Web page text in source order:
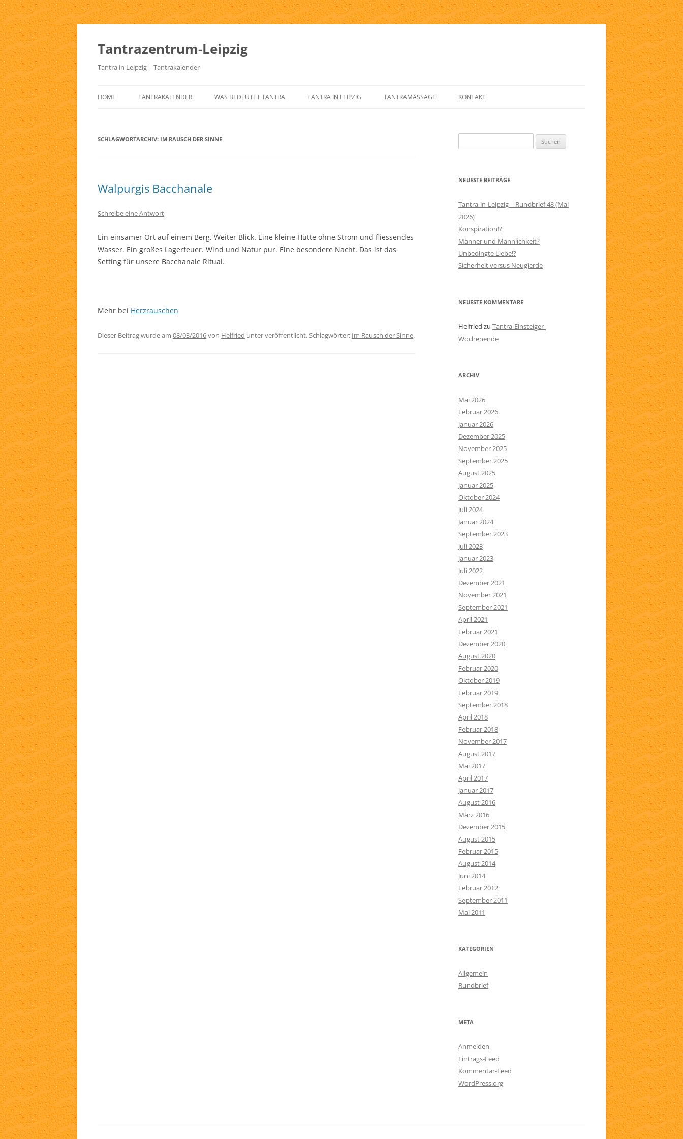
Zum
Tantrazentrum-Leipzig
Tantra in Leipzig | Tantrakalender
HOME TANTRAKALENDER WAS BEDEUTET TANTRA
TANTRA LERNEN
TANTRA IN LEIPZIG TANTRAMASSAGE
TANTRAMASSAGE VON HELFRIED
TANTRISCHE SEXUALTHERAPIE
TANTRAMASSAGE FÜR PAARE
KONTAKT
SERVICE
IMPRESSUM
AGB
SITEMAP
SCHLAGWORTARCHIV: IM RAUSCH DER SINNE
Walpurgis Bacchanale
Schreibe eine Antwort
Ein einsamer Ort auf einem Berg. Weiter Blick. Eine kleine Hütte ohne Strom und fliessendes
Wasser. Ein großes Lagerfeuer. Wind und Natur pur. Eine besondere Nacht. Das ist das
Setting für unsere Bacchanale Ritual.
Mehr bei Herzrauschen
Dieser Beitrag wurde am 08/03/2016von Helfried unter veröffentlicht. Schlagwörter: Im Rausch der Sinne.
nach:
NEUESTE BEITRÄGE
Tantra-in-Leipzig – Rundbrief 48 (Mai
2026)
Konspiration!?
Männer und Männlichkeit?
Unbedingte Liebe!?
Sicherheit versus Neugierde
NEUESTE KOMMENTARE
Helfried zu Tantra-Einsteiger-
Wochenende
ARCHIV
Mai 2026
Februar 2026
Januar 2026
Dezember 2025
November 2025
September 2025
August 2025
Januar 2025
Oktober 2024
Juli 2024
Januar 2024
September 2023
Juli 2023
Januar 2023
Juli 2022
Dezember 2021
November 2021
September 2021
April 2021
Februar 2021
Dezember 2020
August 2020
Februar 2020
Oktober 2019
Februar 2019
September 2018
April 2018
Februar 2018
November 2017
August 2017
Mai 2017
April 2017
Januar 2017
August 2016
März 2016
Dezember 2015
August 2015
Februar 2015
August 2014
Juni 2014
Februar 2012
September 2011
Mai 2011
KATEGORIEN
Allgemein
Rundbrief
META
Anmelden
Eintrags-Feed
Kommentar-Feed
WordPress.org